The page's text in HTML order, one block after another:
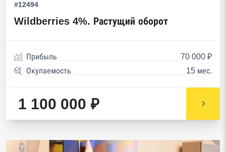
#12494
Wildberries 4%. Растущий оборот
Прибыль
70 000 ₽
Окупаемость
15 мес.
1 100 000 ₽